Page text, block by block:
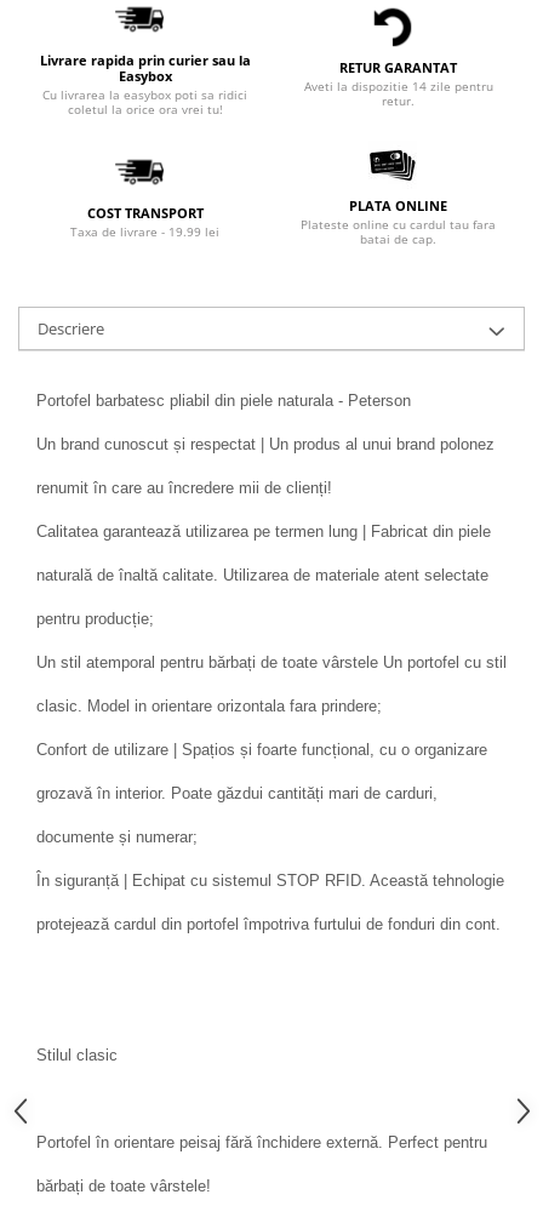
Livrare rapida prin curier sau la
Easybox
Cu livrarea la easybox poti sa ridici
coletul la orice ora vrei tu!
RETUR GARANTAT
Aveti la dispozitie 14 zile pentru
retur.
COST TRANSPORT
Taxa de livrare - 19.99 lei
PLATA ONLINE
Plateste online cu cardul tau fara
batai de cap.
Descriere
Portofel barbatesc pliabil din piele naturala - Peterson
Un brand cunoscut și respectat | Un produs al unui brand polonez
renumit în care au încredere mii de clienți!
Calitatea garantează utilizarea pe termen lung | Fabricat din piele
naturală de înaltă calitate. Utilizarea de materiale atent selectate
pentru producție;
Un stil atemporal pentru bărbați de toate vârstele Un portofel cu stil
clasic. Model in orientare orizontala fara prindere;
Confort de utilizare | Spațios și foarte funcțional, cu o organizare
grozavă în interior. Poate găzdui cantități mari de carduri,
documente și numerar;
În siguranță | Echipat cu sistemul STOP RFID. Această tehnologie
protejează cardul din portofel împotriva furtului de fonduri din cont.
Stilul clasic
Portofel în orientare peisaj fără închidere externă. Perfect pentru
bărbați de toate vârstele!